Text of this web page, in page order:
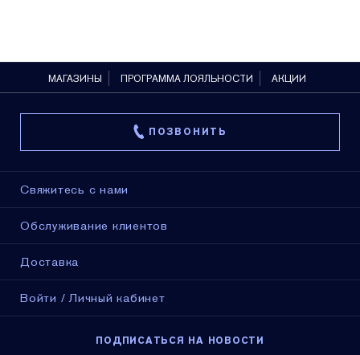
МАГАЗИНЫ ПРОГРАММА ЛОЯЛЬНОСТИ АКЦИИ
ПОЗВОНИТЬ
Свяжитесь с нами
Обслуживание клиентов
Доставка
Войти / Личный кабинет
ПОДПИСАТЬСЯ НА НОВОСТИ